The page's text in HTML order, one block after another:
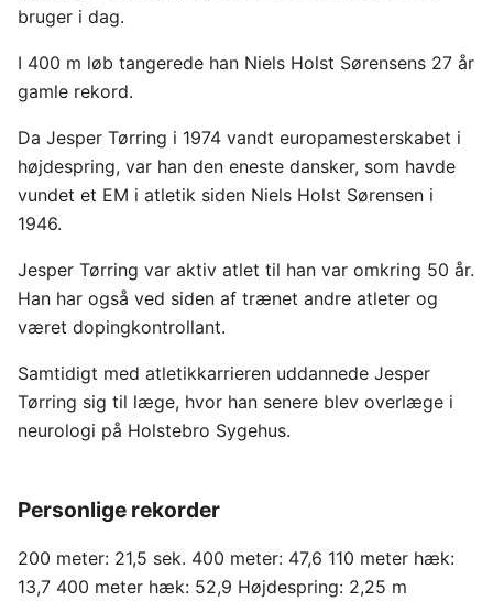
bruger i dag.
I 400 m løb tangerede han Niels Holst Sørensens 27 år
gamle rekord.
Da Jesper Tørring i 1974 vandt europamesterskabet i
højdespring, var han den eneste dansker, som havde
vundet et EM i atletik siden Niels Holst Sørensen i
1946.
Jesper Tørring var aktiv atlet til han var omkring 50 år.
Han har også ved siden af trænet andre atleter og
været dopingkontrollant.
Samtidigt med atletikkarrieren uddannede Jesper
Tørring sig til læge, hvor han senere blev overlæge i
neurologi på Holstebro Sygehus.
Personlige rekorder
200 meter: 21,5 sek. 400 meter: 47,6 110 meter hæk:
13,7 400 meter hæk: 52,9 Højdespring: 2,25 m